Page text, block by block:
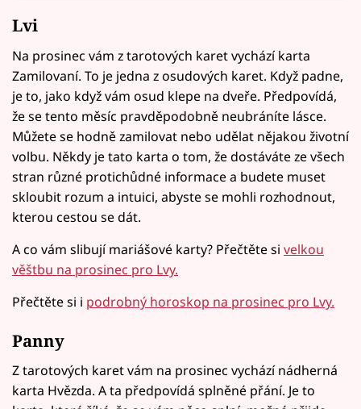
Lvi
Na prosinec vám z tarotových karet vychází karta
Zamilovaní. To je jedna z osudových karet. Když padne,
je to, jako když vám osud klepe na dveře. Předpovídá,
že se tento měsíc pravděpodobně neubráníte lásce.
Můžete se hodně zamilovat nebo udělat nějakou životní
volbu. Někdy je tato karta o tom, že dostáváte ze všech
stran různé protichůdné informace a budete muset
skloubit rozum a intuici, abyste se mohli rozhodnout,
kterou cestou se dát.
A co vám slibují mariášové karty? Přečtěte si velkou
věštbu na prosinec pro Lvy.
Přečtěte si i podrobný horoskop na prosinec pro Lvy.
Panny
Z tarotových karet vám na prosinec vychází nádherná
karta Hvězda. A ta předpovídá splněné přání. Je to